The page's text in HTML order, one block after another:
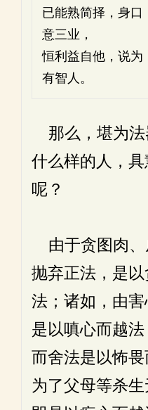
已能熟简择，身口
意三业，
恒利益自他，说为
有智人。
那么，堪为法
什么样的人，
呢？
由于贪图肉、
抛弃正法，是
法；诸如，由害
是以嗔心而越
而舍法是以怖
为了父母等杀生